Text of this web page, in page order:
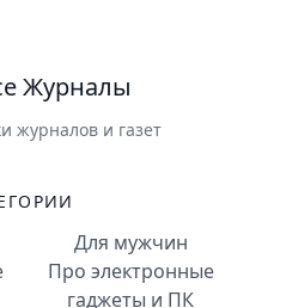
Журналы
журналов и газет
Для мужчин
Про электронные
гаджеты и ПК